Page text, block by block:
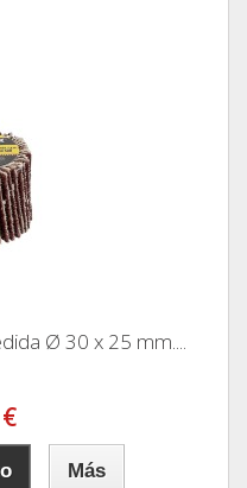
Ø 30 x 25 mm....
Más